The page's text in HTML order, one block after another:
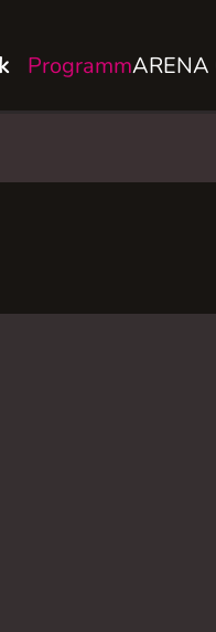
ProgrammARENA